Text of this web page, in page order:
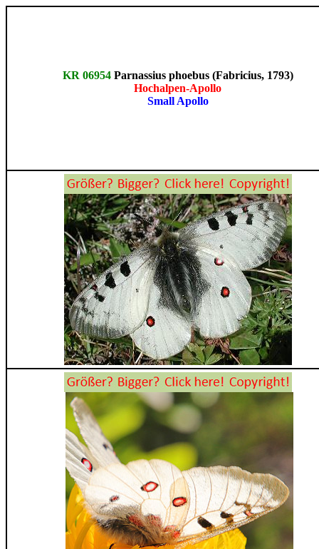
KR 06954 Parnassius phoebus (Fabricius, 1793)
Hochalpen-Apollo
Small Apollo